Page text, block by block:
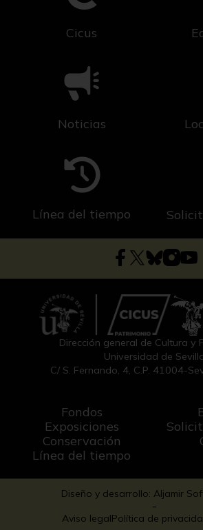
Cicus
Noticias
Línea del tiempo
Dirección general de Cultura y
Universidad de
C/ S. Fernando, 4, C.P. 41004-
Fondos
Exposiciones
Conservación
Línea del tiempo
Diseño y desarrollo: Aljamir
-
Aviso legalPolítica de